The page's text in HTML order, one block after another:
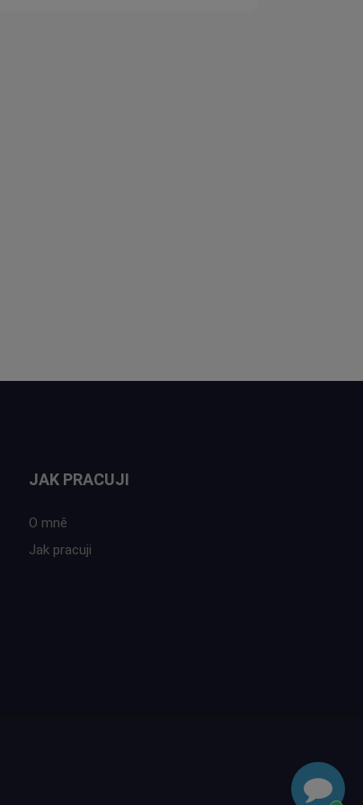
JAK PRACUJI
O mně
Jak pracuji